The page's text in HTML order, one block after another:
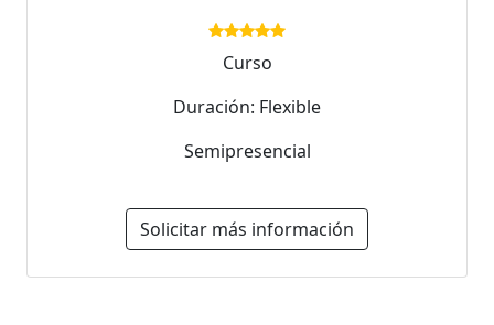
Curso
Duración: Flexible
Semipresencial
Solicitar más información